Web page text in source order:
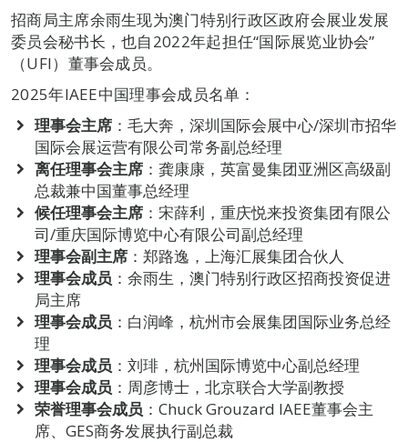
招商局主席余雨生现为澳门特别行政区政府会展业发展
委员会秘书长，也自2022年起担任“国际展览业协会”
（UFI）董事会成员。
2025年IAEE中国理事会成员名单：
理事会主席：毛大奔，深圳国际会展中心/深圳市招华
国际会展运营有限公司常务副总经理
离任理事会主席：龚康康，英富曼集团亚洲区高级副
总裁兼中国董事总经理
候任理事会主席：宋薛利，重庆悦来投资集团有限公
司/重庆国际博览中心有限公司副总经理
理事会副主席：郑路逸，上海汇展集团合伙人
理事会成员 ：余雨生，澳门特别行政区招商投资促进
局主席
理事会成员 ：白润峰，杭州市会展集团国际业务总经
理
理事会成员 ：刘琲，杭州国际博览中心副总经理
理事会成员 ：周彦博士，北京联合大学副教授
荣誉理事会成员 ：Chuck Grouzard IAEE董事会主
席、GES商务发展执行副总裁